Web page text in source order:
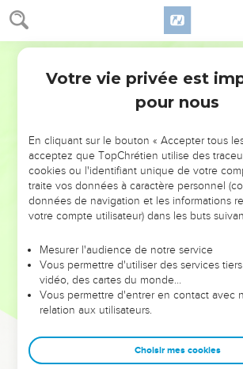
Matthieu 1
La naissance de Jésus-Christ
Or la naissance de Jésus Christ arriva
Marie, étant fiancée à Joseph, avant
se trouva enceinte par l'Esprit Saint.
Joseph, son mari, étant juste, et ne
Mais comme il méditait sur ces choses,
Seigneur lui apparut en songe, disant :
ne crains pas de prendre auprès de toi
ce qui a été conçu en elle est de l'Esprit
car c'est lui qui sauvera son peuple de
Or tout cela arriva, afin que fût accompli
Seigneur a dit par le prophète, disant :
23
appellera son nom Emmanuel", ce qui,
avec nous.
Votre vie privée est
pour nous
En cliquant sur le bouton « Accepter tous
acceptez que TopChrétien utilise des
cookies ou l'identifiant unique de votre
traite vos données à caractère personnel
données de navigation et les informations
votre compte utilisateur) dans les buts
Mesurer l'audience de notre service
Vous permettre d'utiliser des services
vidéo, des cartes du monde…
Vous permettre d'entrer en contact avec
relation aux utilisateurs.
Choisir mes cookies